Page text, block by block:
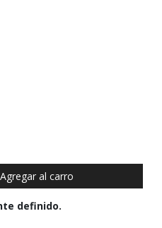
Agregar al carro
definido.